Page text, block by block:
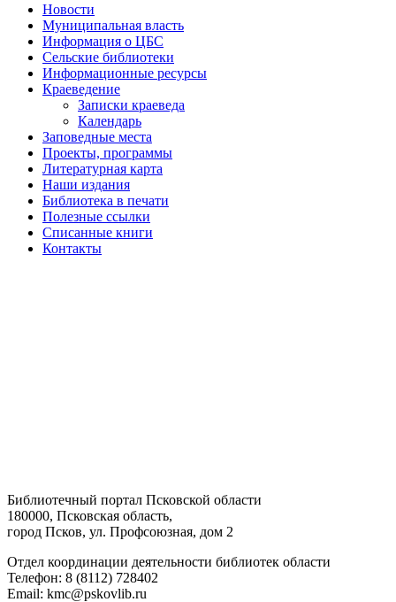
Новости
Муниципальная власть
Информация о ЦБС
Сельские библиотеки
Информационные ресурсы
Краеведение
Записки краеведа
Календарь
Заповедные места
Проекты, программы
Литературная карта
Наши издания
Библиотека в печати
Полезные ссылки
Списанные книги
Контакты
Библиотечный портал Псковской области
180000, Псковская область,
город Псков, ул. Профсоюзная, дом 2
Отдел координации деятельности библиотек области
Телефон: 8 (8112) 728402
Email: kmc@pskovlib.ru